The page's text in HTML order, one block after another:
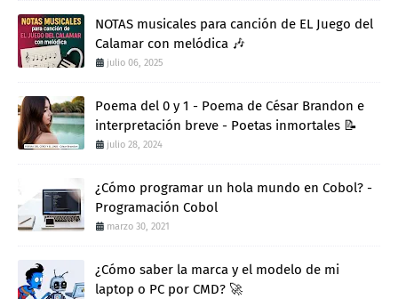
NOTAS musicales para canción de EL Juego del
Calamar con melódica 🎶
julio 06, 2025
Poema del 0 y 1 - Poema de César Brandon e
interpretación breve - Poetas inmortales 📝
julio 28, 2024
¿Cómo programar un hola mundo en Cobol? -
Programación Cobol
marzo 30, 2021
¿Cómo saber la marca y el modelo de mi
laptop o PC por CMD? 🚀